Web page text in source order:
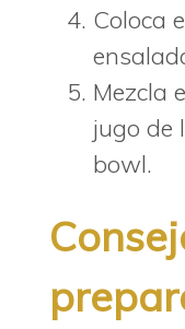
Coloca
Mezcla
jugo de
bowl.